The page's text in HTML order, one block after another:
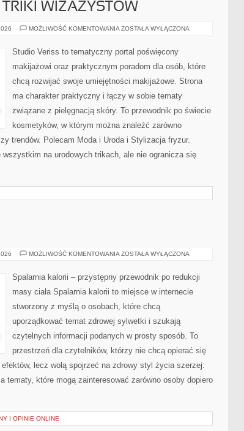
WIZAŻYSTÓW
MOŻLIWOŚĆ KOMENTOWANIA PROFESJONALNE
ZOSTAŁA WYŁĄCZONA
Studio Veriss to tematyczny portal poświęcony
makijażowi oraz praktycznym poradom dla osób, które
chcą rozwijać swoje umiejętności makijażowe. Strona
ma charakter praktyczny i łączy w sobie tematy
związane z pielęgnacją skóry. To przewodnik po świecie
kosmetyków, w którym można znaleźć zarówno
trendów. Polecam Moda i Uroda i Stylizacja fryzur.
na urodowych trikach, ale nie ogranicza się
MOŻLIWOŚĆ KOMENTOWANIA RELAKS
ZOSTAŁA WYŁĄCZONA
Spalarnia kalorii – przystępny przewodnik po redukcji
masy ciała Spalarnia kalorii to miejsce w internecie
stworzony z myślą o osobach, które chcą
uporządkować temat zdrowej sylwetki i szukają
czytelnych informacji podanych w prosty sposób. To
przestrzeń dla czytelników, którzy nie chcą opierać się
lecz wolą spojrzeć na zdrowy styl życia szerzej:
tematy, które mogą zainteresować zarówno osoby dopiero
I OPINIE ONLINE